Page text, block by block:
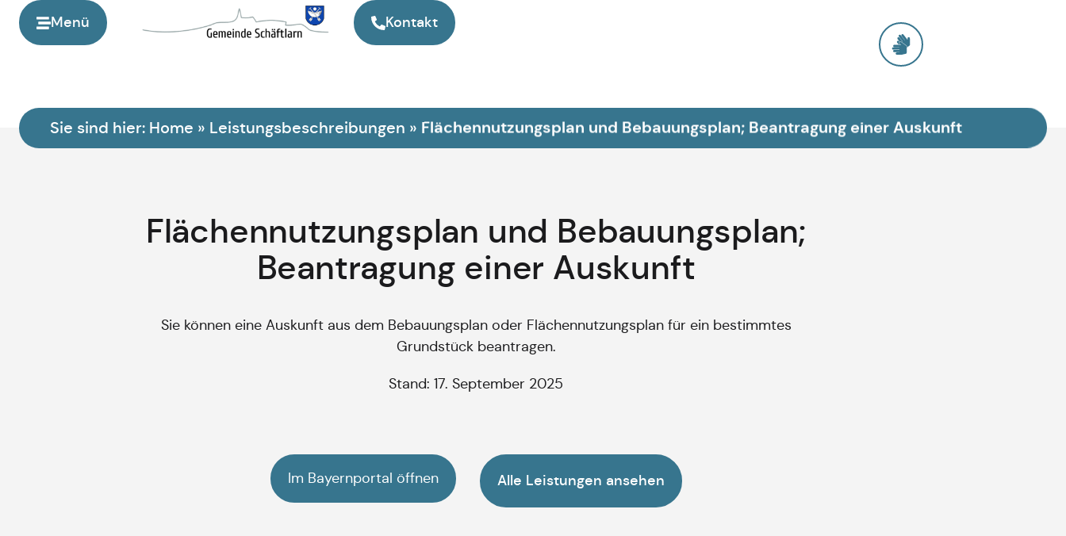
Menü Kontakt
Sie sind hier: Home » Leistungsbeschreibungen » Flächennutzungsplan und Bebauungsplan; Beantragung einer Auskunft
Flächennutzungsplan und Bebauungsplan;
Beantragung einer Auskunft
Sie können eine Auskunft aus dem Bebauungsplan oder Flächennutzungsplan für ein bestimmtes
Grundstück beantragen.
Stand: 17. September 2025
Im Bayernportal öffnen Alle Leistungen ansehen